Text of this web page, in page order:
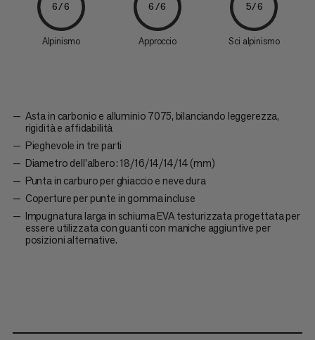
6/6
Alpinismo
6/6
Approccio
5/6
Sci alpinismo
Asta in carbonio e alluminio 7075, bilanciando leggerezza,
rigidità e affidabilità
Pieghevole in tre parti
Diametro dell'albero: 18/16/14/14/14 (mm)
Punta in carburo per ghiaccio e neve dura
Coperture per punte in gomma incluse
Impugnatura larga in schiuma EVA testurizzata progettata per
essere utilizzata con guanti con maniche aggiuntive per
posizioni alternative.